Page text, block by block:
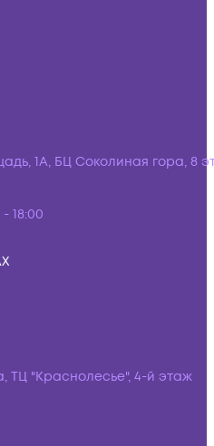
1А, БЦ Соколиная гора, 8
18:00
ТЦ "Краснолесье", 4-й этаж